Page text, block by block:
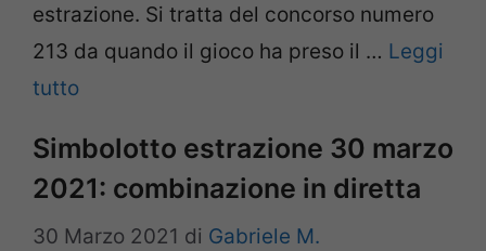
estrazione. Si tratta del concorso numero
213 da quando il gioco ha preso il … Leggi
tutto
Simbolotto estrazione 30 marzo
2021: combinazione in diretta
30 Marzo 2021 di Gabriele M.